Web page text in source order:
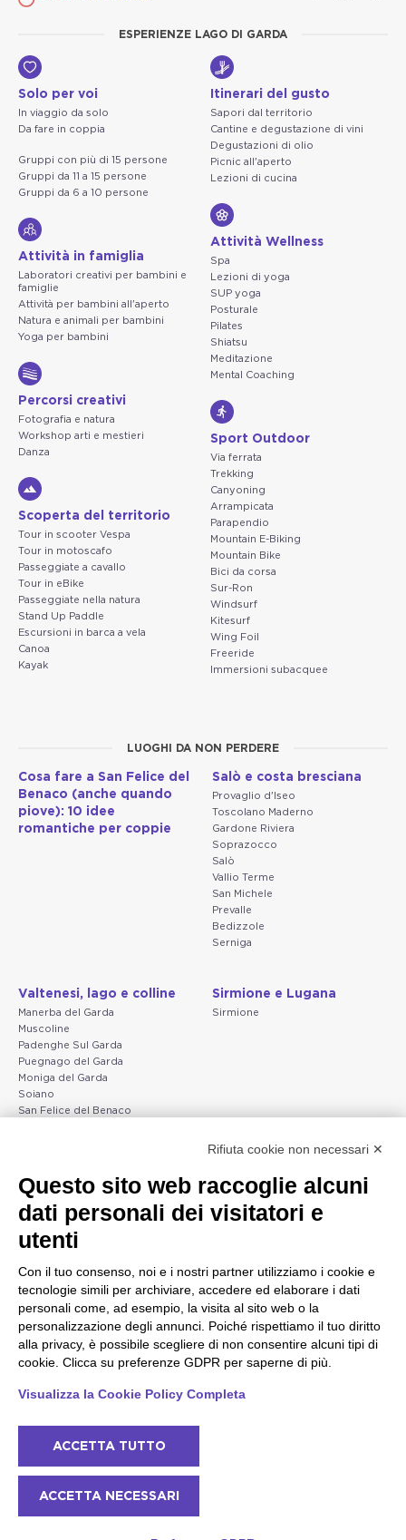
ESPERIENZE LAGO DI GARDA
Solo per voi
In viaggio da solo
Da fare in coppia
Gruppi con più di 15 persone
Gruppi da 11 a 15 persone
Gruppi da 6 a 10 persone
Attività in famiglia
Laboratori creativi per bambini e
famiglie
Attività per bambini all'aperto
Natura e animali per bambini
Yoga per bambini
Percorsi creativi
Fotografia e natura
Workshop arti e mestieri
Danza
Scoperta del territorio
Tour in scooter Vespa
Tour in motoscafo
Passeggiate a cavallo
Tour in eBike
Passeggiate nella natura
Stand Up Paddle
Escursioni in barca a vela
Canoa
Kayak
Itinerari del gusto
Sapori dal territorio
Cantine e degustazione di vini
Degustazioni di olio
Picnic all'aperto
Lezioni di cucina
Attività Wellness
Spa
Lezioni di yoga
SUP yoga
Posturale
Pilates
Shiatsu
Meditazione
Mental Coaching
Sport Outdoor
Via ferrata
Trekking
Canyoning
Arrampicata
Parapendio
Mountain E-Biking
Mountain Bike
Bici da corsa
Sur-Ron
Windsurf
Kitesurf
Wing Foil
Freeride
Immersioni subacquee
LUOGHI DA NON PERDERE
Cosa fare a San Felice del
Benaco (anche quando
piove): 10 idee
romantiche per coppie
Salò e costa bresciana
Provaglio d'Iseo
Toscolano Maderno
Gardone Riviera
Soprazocco
Salò
Vallio Terme
San Michele
Prevalle
Bedizzole
Serniga
Valtenesi, lago e colline
Manerba del Garda
Muscoline
Padenghe Sul Garda
Puegnago del Garda
Moniga del Garda
Soiano
San Felice del Benaco
Sirmione e Lugana
Sirmione
Peschiera e la costa
veneta
Lazise
Peschiera del Garda
Verona
Valeggio sul Mincio
San Giorgio di Valpolicella
Garda
Negrar di Valpolicella
Pedemonte
Ponti sul Mincio
Gargnano e l'Alto Garda
Gargnano
Arco
Campione
Nago-Torbole
Torbole
Bleggio superiore
Villa Lagarina
Ledro
© 2022 NowMyPlace Srl P. Iva 02991060340
Contatti
Rifiuta cookie non necessari ✕
Questo sito web raccoglie alcuni
dati personali dei visitatori e
utenti
Con il tuo consenso, noi e i nostri partner utilizziamo i cookie e
tecnologie simili per archiviare, accedere ed elaborare i dati
personali come, ad esempio, la visita al sito web o la
personalizzazione degli annunci. Poiché rispettiamo il tuo diritto
alla privacy, è possibile scegliere di non consentire alcuni tipi di
cookie. Clicca su preferenze GDPR per saperne di più.
Visualizza la Cookie Policy Completa
ACCETTA TUTTO
ACCETTA NECESSARI